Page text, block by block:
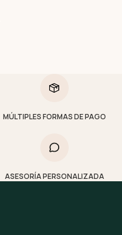
MÚLTIPLES FORMAS DE PAGO
ASESORÍA PERSONALIZADA